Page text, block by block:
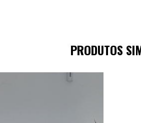
PRODUTOS